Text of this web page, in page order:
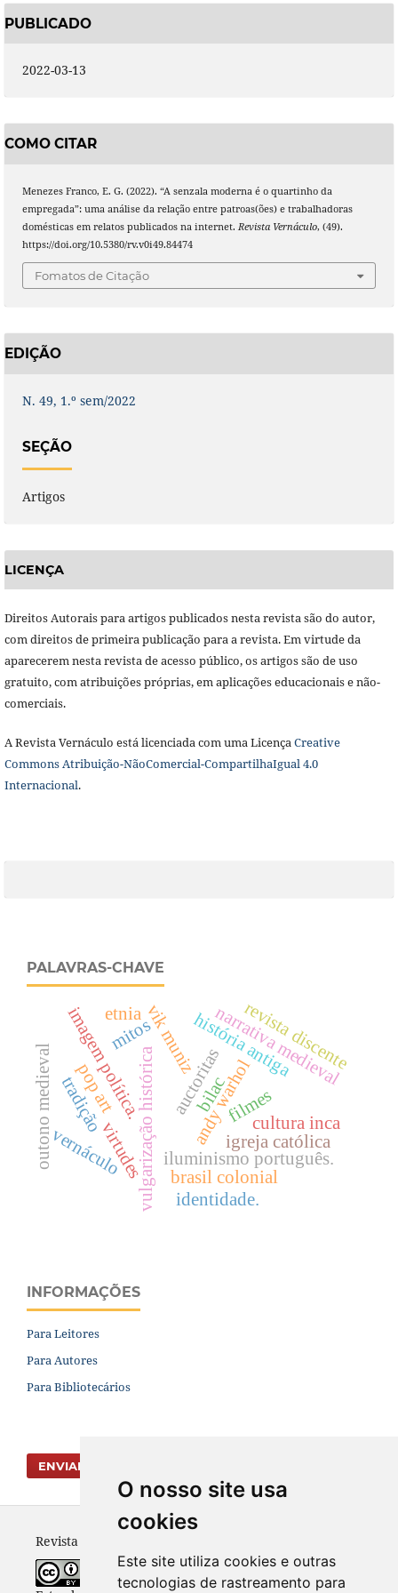
O nosso site usa
cookies
Este site utiliza cookies e outras
tecnologias de rastreamento para
PUBLICADO
2022-03-13
COMO CITAR
Menezes Franco, E. G. (2022). “A senzala moderna é o quartinho da
empregada”: uma análise da relação entre patroas(ões) e trabalhadoras
domésticas em relatos publicados na internet. Revista Vernáculo, (49).
https://doi.org/10.5380/rv.v0i49.84474
Fomatos de Citação
EDIÇÃO
N. 49, 1.º sem/2022
SEÇÃO
Artigos
LICENÇA
Direitos Autorais para artigos publicados nesta revista são do autor,
com direitos de primeira publicação para a revista. Em virtude da
aparecerem nesta revista de acesso público, os artigos são de uso
gratuito, com atribuições próprias, em aplicações educacionais e não-
comerciais.
A Revista Vernáculo está licenciada com uma LicençaCreative
Commons Atribuição-NãoComercial-CompartilhaIgual 4.0
Internacional.
PALAVRAS-CHAVE
andy warhol
história antiga
vulgarização histórica bilac
iluminismo português.
auctoritas
virtudes
imagem política.vik muniz
pop art
vernáculo
filmes
outono medieval narrativa medieval
cultura inca
mitos revista discente
igreja católica
etnia
brasil colonial
identidade.
tradição
INFORMAÇÕES
Para Leitores
Para Autores
Para Bibliotecários
ENVIAR SUBMISSÃO
Revista Vernáculo - ISSN 2317-4021